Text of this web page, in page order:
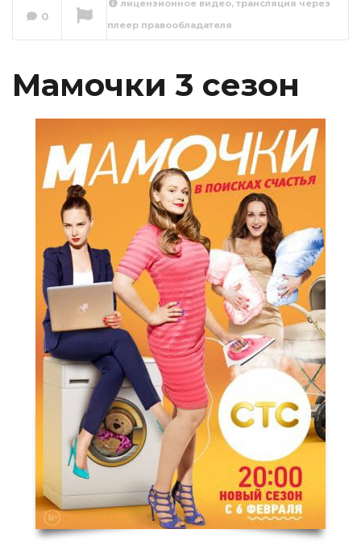
Мамочки 3 сезон 1
0
лицензионное видео, трансляция через
плеер правообладателя
Мамочки 3 сезон